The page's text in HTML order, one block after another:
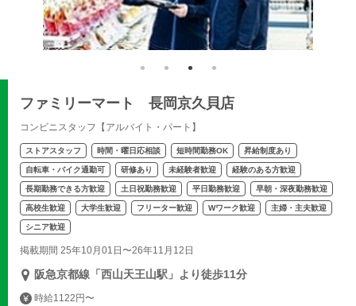
ファミリーマート 長岡京久貝店
コンビニスタッフ【アルバイト・パート】
ストアスタッフ 時間・曜日応相談 短時間勤務OK 昇給制度あり
自転車・バイク通勤可 研修あり 未経験者歓迎 経験のある方歓迎
長期勤務できる方歓迎 土日祝勤務歓迎 平日勤務歓迎 早朝・深夜勤務歓迎
高校生歓迎 大学生歓迎 フリーター歓迎 Wワーク歓迎 主婦・主夫歓迎
シニア歓迎
掲載期間 25年10月01日〜26年11月12日
阪急京都線「西山天王山駅」より徒歩11分
時給1122円〜